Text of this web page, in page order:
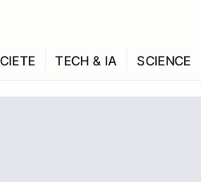
TECH & IA SCIENCE